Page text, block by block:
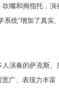
嘴和拇指托，
统”增加了真
演奏的萨克斯
广、表现力丰富